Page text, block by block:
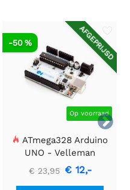

AFGEPRIJSD
Op voorraad
-50 %
ATmega328 Arduino
UNO - Velleman
€ 23,95 € 12,-